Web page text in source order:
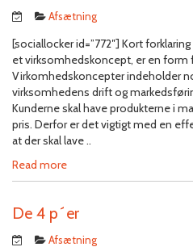
Afsætning
[sociallocker id=”772″] Kort
et virksomhedskoncept, er en form
Virkomhedskoncepter indeholder
virksomhedens drift og
Kunderne skal have produkterne i
pris. Derfor er det vigtigt med en
at der skal lave ..
Read more
De 4 p´er
Afsætning